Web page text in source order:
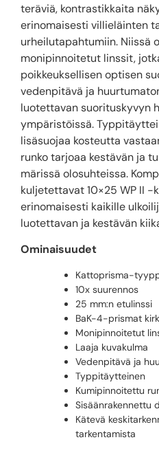
teräviä, kontrastikkaita
erinomaisesti villieläinten
urheilutapahtumiin. Niissä
monipinnoitetut linssit,
poikkeuksellisen optisen
vedenpitävä ja
luotettavan suorituskyvyn
ympäristöissä.
lisäsuojaa kosteutta
runko tarjoaa kestävän ja
märissä olosuhteissa.
kuljetettavat 10×25 WP II
erinomaisesti kaikille
luotettavan ja kestävän
Ominaisuudet
Kattoprisma-
10x suurennos
25 mm:n etulinssi
BaK-4-prismat
Monipinnoitetut
Laaja kuvakulma
Vedenpitävä ja
Typpitäytteinen
Kumipinnoitettu
Sisäänrakennettu
Kätevä
tarkentamista